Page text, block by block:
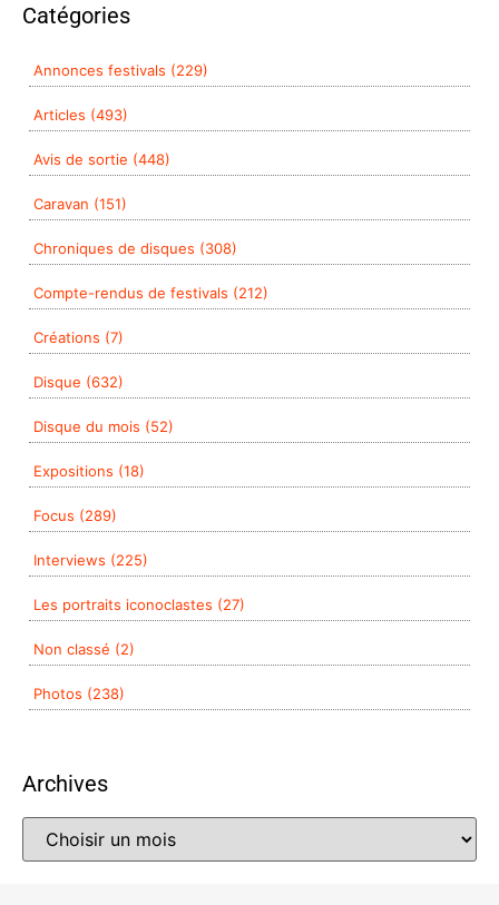
Catégories
Annonces festivals (229)
Articles (493)
Avis de sortie (448)
Caravan (151)
Chroniques de disques (308)
Compte-rendus de festivals (212)
Créations (7)
Disque (632)
Disque du mois (52)
Expositions (18)
Focus (289)
Interviews (225)
Les portraits iconoclastes (27)
Non classé (2)
Photos (238)
Archives